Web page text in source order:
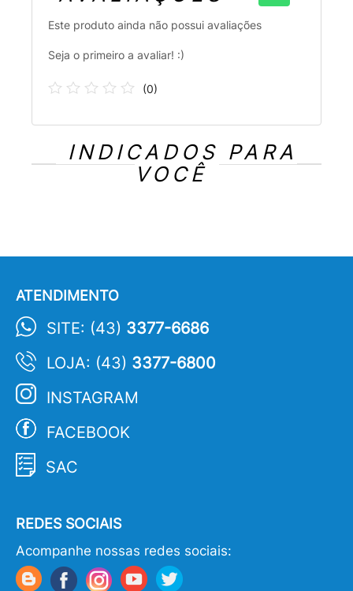
Este produto ainda não possui avaliações
Seja o primeiro a avaliar! :)
(0)
INDICADOS PARA
VOCÊ
ATENDIMENTO
SITE: (43) 3377-6686
LOJA: (43) 3377-6800
INSTAGRAM
FACEBOOK
SAC
REDES SOCIAIS
Acompanhe nossas redes sociais: